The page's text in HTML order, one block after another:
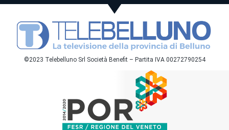
©2023 Telebelluno Srl Società Benefit – Partita IVA 00272790254